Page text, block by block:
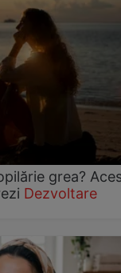
grea?
Dezvoltare